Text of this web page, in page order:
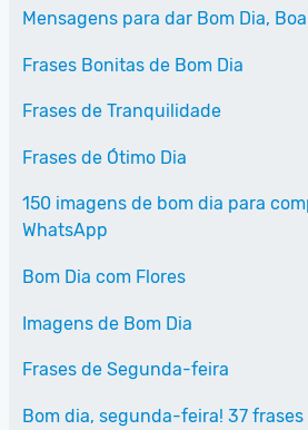
Mensagens para dar Bom Dia,
Frases Bonitas de Bom Dia
Frases de Tranquilidade
Frases de Ótimo Dia
150 imagens de bom dia para
WhatsApp
Bom Dia com Flores
Imagens de Bom Dia
Frases de Segunda-feira
Bom dia, segunda-feira! 37